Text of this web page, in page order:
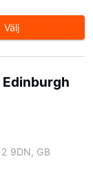
Välj
9DN, GB